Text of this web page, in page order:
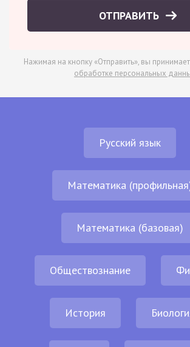
ОТПРАВИТЬ
Нажимая на кнопку «Отправить», вы
обработке персональных
Русский язык
Математика
Математика (базовая)
Обществознание
История